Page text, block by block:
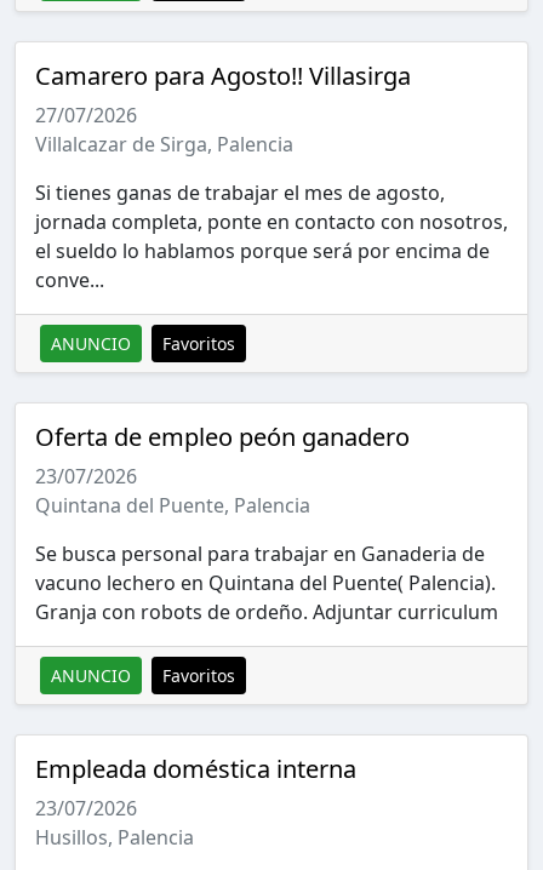
Camarero para Agosto!! Villasirga
27/07/2026
Villalcazar de Sirga, Palencia
Si tienes ganas de trabajar el mes de agosto,
jornada completa, ponte en contacto con nosotros,
el sueldo lo hablamos porque será por encima de
conve...
ANUNCIO Favoritos
Oferta de empleo peón ganadero
23/07/2026
Quintana del Puente, Palencia
Se busca personal para trabajar en Ganaderia de
vacuno lechero en Quintana del Puente( Palencia).
Granja con robots de ordeño. Adjuntar curriculum
ANUNCIO Favoritos
Empleada doméstica interna
23/07/2026
Husillos, Palencia